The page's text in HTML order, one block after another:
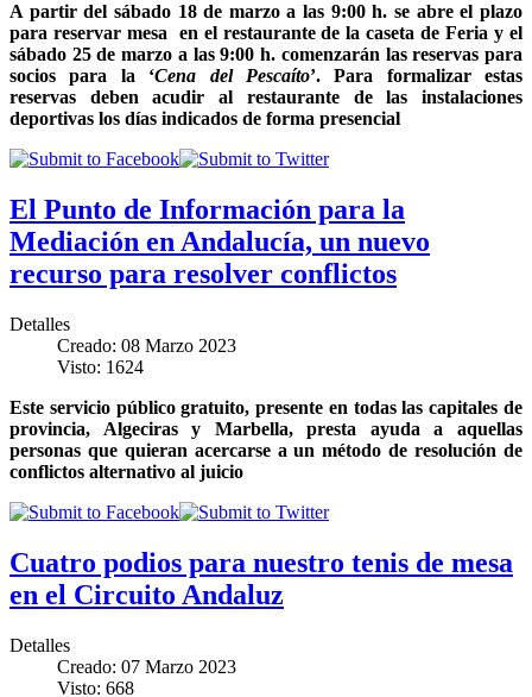
A partir del sábado 18 de marzo a las 9:00 h. se abre el plazo
para reservar mesa en el restaurante de la caseta de Feria y el
sábado 25 de marzo a las 9:00 h. comenzarán las reservas para
socios para la ‘Cena del Pescaíto’. Para formalizar estas
reservas deben acudir al restaurante de las instalaciones
deportivas los días indicados de forma presencial
El Punto de Información para la
Mediación en Andalucía, un nuevo
recurso para resolver conflictos
Detalles
Creado: 08 Marzo 2023
Visto: 1624
Este servicio público gratuito, presente en todas las capitales de
provincia, Algeciras y Marbella, presta ayuda a aquellas
personas que quieran acercarse a un método de resolución de
conflictos alternativo al juicio
Cuatro podios para nuestro tenis de mesa
en el Circuito Andaluz
Detalles
Creado: 07 Marzo 2023
Visto: 668